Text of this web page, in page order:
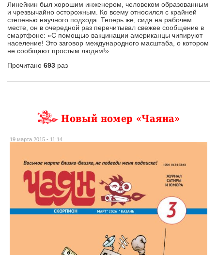
Линейкин был хорошим инженером, человеком образованным
и чрезвычайно осторожным. Ко всему относился с крайней
степенью научного подхода. Теперь же, сидя на рабочем
месте, он в очередной раз перечитывал свежее сообщение в
смартфоне: «С помощью вакцинации американцы чипируют
население! Это заговор международного масштаба, о котором
не сообщают простым людям!»
Прочитано 693 раз
Новый номер «Чаяна»
19 марта 2015 - 11:14